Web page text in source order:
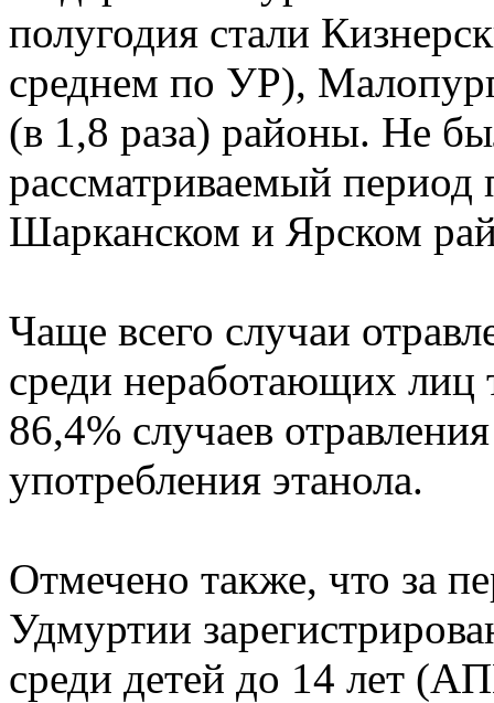
полугодия стали
среднем по УР),
(в 1,8 раза) районы. Не
рассматриваемый
Шарканском и Ярском
Чаще всего случаи
среди неработающих лиц
86,4% случаев
употребления этанола.
Отмечено также, что за
Удмуртии
среди детей до 14 лет